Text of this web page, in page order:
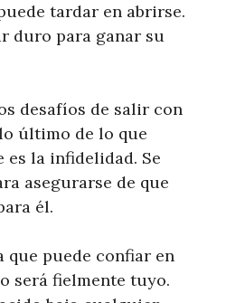
tardar en abrirse.
duro para ganar su
desafíos de salir con
último de lo que
es la infidelidad. Se
asegurarse de que
él.
que puede confiar en
será fielmente tuyo.